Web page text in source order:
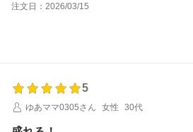
注文日：2026/03/15
5
ゆあママ0305さん
女性 30代